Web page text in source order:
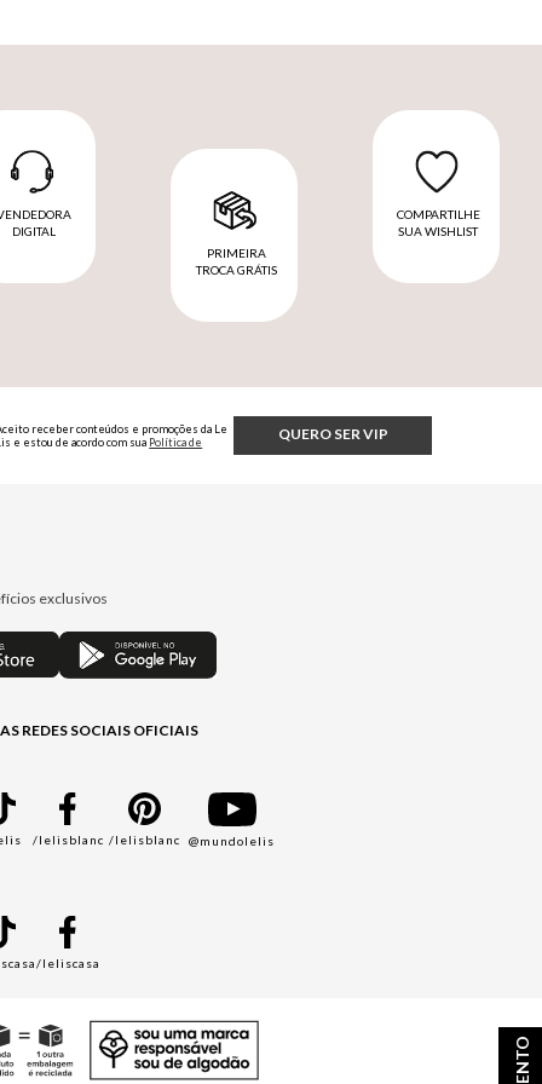
DIGITAL
PRIMEIRA
TROCA GRÁTIS
COMPARTILHE
SUA WISHLIST
QUERO SER VIP
receber conteúdos e promoções da Le
e estou de acordo com sua Política de
exclusivos
REDES SOCIAIS OFICIAIS
/lelisblanc /lelisblanc @mundolelis
/leliscasa